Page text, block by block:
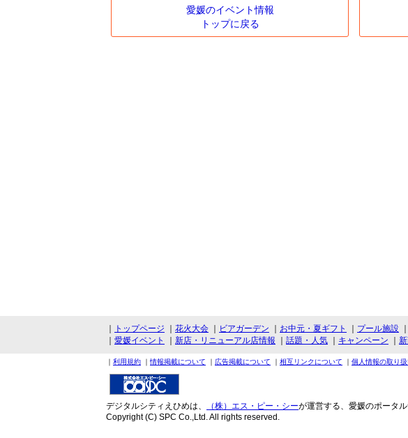
愛媛のイベント情報
トップに戻る
トップページ 花火大会 ビアガーデン お中元・夏ギフト プール施設
愛媛イベント 新店・リニューアル店情報 話題・人気 キャンペーン
｜ 利用規約 ｜ 情報掲載について ｜ 広告掲載について ｜ 相互リンクについて ｜ 個人情報の取り
デジタルシティえひめは、 （株）エス・ピー・シーが運営する、愛媛のポータル
Copyright (C) SPC Co.,Ltd. All rights reserved.